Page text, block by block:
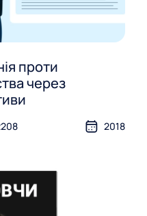
проти
через
2018